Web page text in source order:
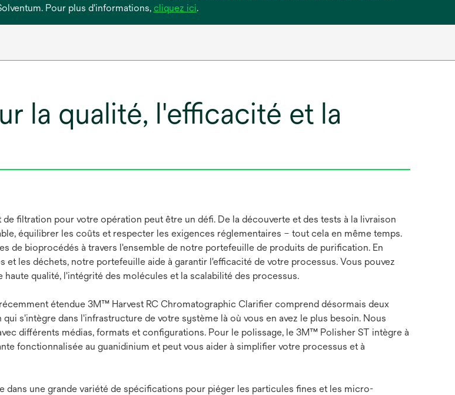
Pour plus d'informations, cliquez icis’ouvre
onglet
.
la qualité, l'efficacité et la
filtration pour votre opération peut être un défi. De la découverte et des tests à la livraison
équilibrer les coûts et respecter les exigences réglementaires – tout cela en même temps.
de bioprocédés à travers l'ensemble de notre portefeuille de produits de purification. En
les déchets, notre portefeuille aide à garantir l'efficacité de votre processus. Vous pouvez
qualité, l'intégrité des molécules et la scalabilité des processus.
étendue 3M™ Harvest RC Chromatographic Clarifier comprend désormais deux
s'intègre dans l'infrastructure de votre système là où vous en avez le plus besoin. Nous
différents médias, formats et configurations. Pour le polissage, le 3M™ Polisher ST intègre à
fonctionnalisée au guanidinium et peut vous aider à simplifier votre processus et à
une grande variété de spécifications pour piéger les particules fines et les micro-